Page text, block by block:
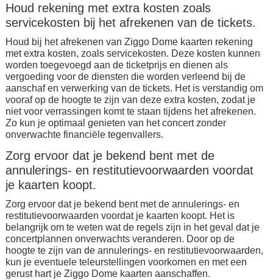
Houd rekening met extra kosten zoals
servicekosten bij het afrekenen van de tickets.
Houd bij het afrekenen van Ziggo Dome kaarten rekening
met extra kosten, zoals servicekosten. Deze kosten kunnen
worden toegevoegd aan de ticketprijs en dienen als
vergoeding voor de diensten die worden verleend bij de
aanschaf en verwerking van de tickets. Het is verstandig om
vooraf op de hoogte te zijn van deze extra kosten, zodat je
niet voor verrassingen komt te staan tijdens het afrekenen.
Zo kun je optimaal genieten van het concert zonder
onverwachte financiële tegenvallers.
Zorg ervoor dat je bekend bent met de
annulerings- en restitutievoorwaarden voordat
je kaarten koopt.
Zorg ervoor dat je bekend bent met de annulerings- en
restitutievoorwaarden voordat je kaarten koopt. Het is
belangrijk om te weten wat de regels zijn in het geval dat je
concertplannen onverwachts veranderen. Door op de
hoogte te zijn van de annulerings- en restitutievoorwaarden,
kun je eventuele teleurstellingen voorkomen en met een
gerust hart je Ziggo Dome kaarten aanschaffen.